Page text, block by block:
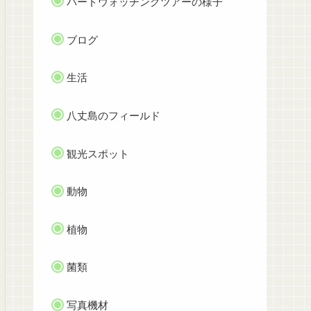
ブログ
生活
八丈島のフィールド
観光スポット
動物
植物
菌類
写真機材